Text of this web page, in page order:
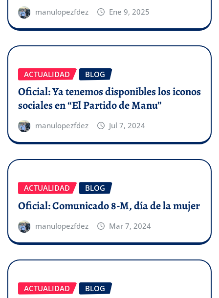
manulopezfdez Ene 9, 2025
ACTUALIDAD BLOG
Oficial: Ya tenemos disponibles los iconos
sociales en “El Partido de Manu”
manulopezfdez Jul 7, 2024
ACTUALIDAD BLOG
Oficial: Comunicado 8-M, día de la mujer
manulopezfdez Mar 7, 2024
ACTUALIDAD BLOG